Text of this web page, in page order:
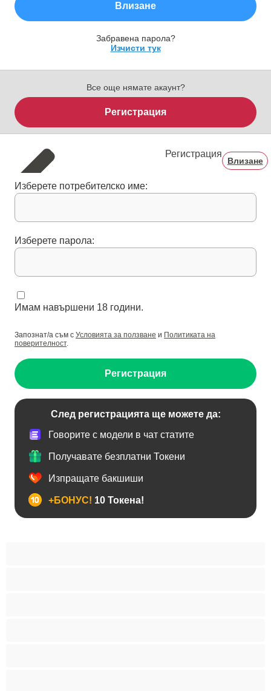
Влизане
Забравена парола?
Изчисти тук
Все още нямате акаунт?
Регистрация
Регистрация
Влизане
Изберете потребителско име:
Изберете парола:
Имам навършени 18 години.
Запознат/а съм с Условията за ползване и Политиката на
поверителност.
Регистрация
След регистрацията ще можете да:
Говорите с модели в чат статите
Получавате безплатни Токени
Изпращате бакшиши
+БОНУС! 10 Токена!